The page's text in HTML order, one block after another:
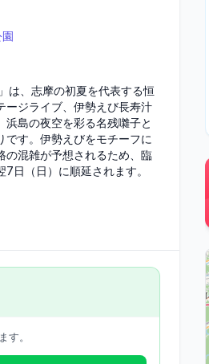
は、志摩の初夏を代表する恒
ージライブ、伊勢えび長寿汁
浜島の夜空を彩る名残囃子と
す。伊勢えびをモチーフに
の混雑が予想されるため、臨
日（日）に順延されます。
す。